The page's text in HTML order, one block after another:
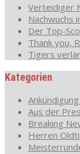
Verteidiger
Nachwuchs
Der Top-
Thank you,
Tigers
Kategorien
Aus der
Breaking
Herren